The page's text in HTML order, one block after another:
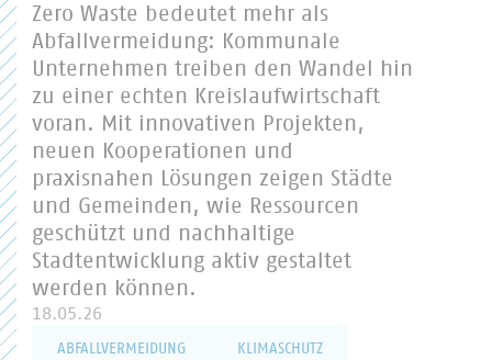
Zero Waste bedeutet mehr als
Abfallvermeidung: Kommunale
Unternehmen treiben den Wandel hin
zu einer echten Kreislaufwirtschaft
voran. Mit innovativen Projekten,
neuen Kooperationen und
praxisnahen Lösungen zeigen Städte
und Gemeinden, wie Ressourcen
geschützt und nachhaltige
Stadtentwicklung aktiv gestaltet
werden können.
18.05.26
ABFALLVERMEIDUNG KLIMASCHUTZ